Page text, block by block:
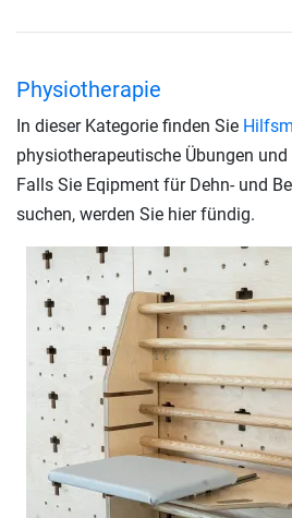
Physiotherapie
In dieser Kategorie finden Sie
physiotherapeutische Übungen
Falls Sie Eqipment für Dehn- und
suchen, werden Sie hier fündig.